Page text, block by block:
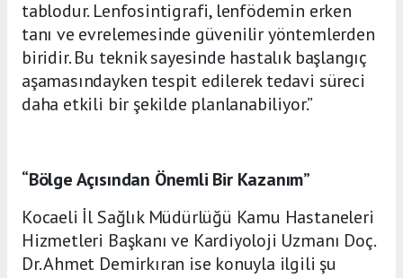
tablodur. Lenfosintigrafi, lenfödemin erken
tanı ve evrelemesinde güvenilir yöntemlerden
biridir. Bu teknik sayesinde hastalık başlangıç
aşamasındayken tespit edilerek tedavi süreci
daha etkili bir şekilde planlanabiliyor.”
“Bölge Açısından Önemli Bir Kazanım”
Kocaeli İl Sağlık Müdürlüğü Kamu Hastaneleri
Hizmetleri Başkanı ve Kardiyoloji Uzmanı Doç.
Dr. Ahmet Demirkıran ise konuyla ilgili şu